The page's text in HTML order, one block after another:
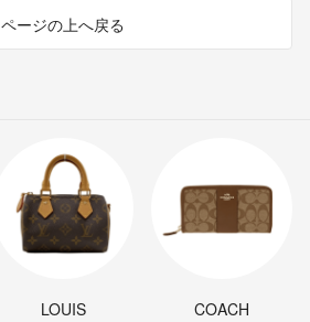
ページの上へ戻る
LOUIS
COACH